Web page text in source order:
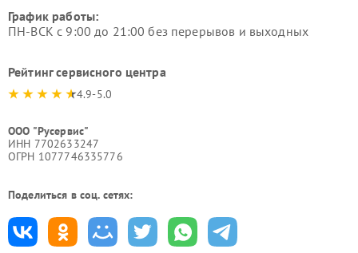
График работы:
ПН-ВСК с 9:00 до 21:00 без перерывов и выходных
Рейтинг сервисного центра
4.9-5.0
ООО "Русервис"
ИНН 7702633247
ОГРН 1077746335776
Поделиться в соц. сетях: